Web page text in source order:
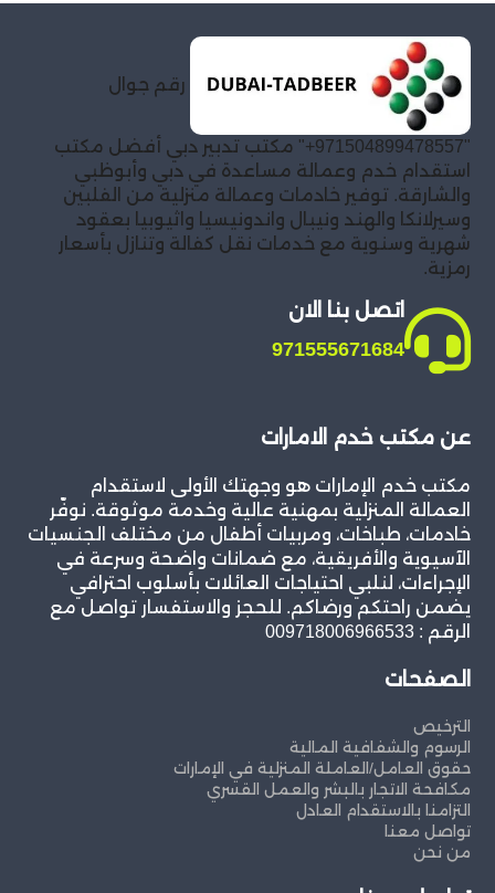
رقم جوال
"971504899478557+" مكتب تدبير دبي أفضل مكتب
استقدام خدم وعمالة مساعدة في دبي وأبوظبي
والشارقة. توفير خادمات وعمالة منزلية من الفلبين
وسيرلانكا والهند ونيبال واندونيسيا واثيوبيا بعقود
شهرية وسنوية مع خدمات نقل كفالة وتنازل بأسعار
رمزية.
اتصل بنا الان
971555671684
عن مكتب خدم الامارات
مكتب خدم الإمارات هو وجهتك الأولى لاستقدام
العمالة المنزلية بمهنية عالية وخدمة موثوقة. نوفّر
خادمات، طباخات، ومربيات أطفال من مختلف الجنسيات
الآسيوية والأفريقية، مع ضمانات واضحة وسرعة في
الإجراءات، لنلبي احتياجات العائلات بأسلوب احترافي
يضمن راحتكم ورضاكم. للحجز والاستفسار تواصل مع
الرقم : 009718006966533
الصفحات
الترخيص
الرسوم والشفافية المالية
حقوق العامل/العاملة المنزلية في الإمارات
مكافحة الاتجار بالبشر والعمل القسري
التزامنا بالاستقدام العادل
تواصل معنا
من نحن